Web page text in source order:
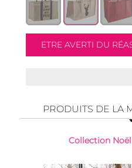
PRODUITS DE LA
Collection